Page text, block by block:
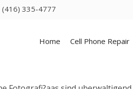
(416) 335-4777
Home Cell Phone Repair